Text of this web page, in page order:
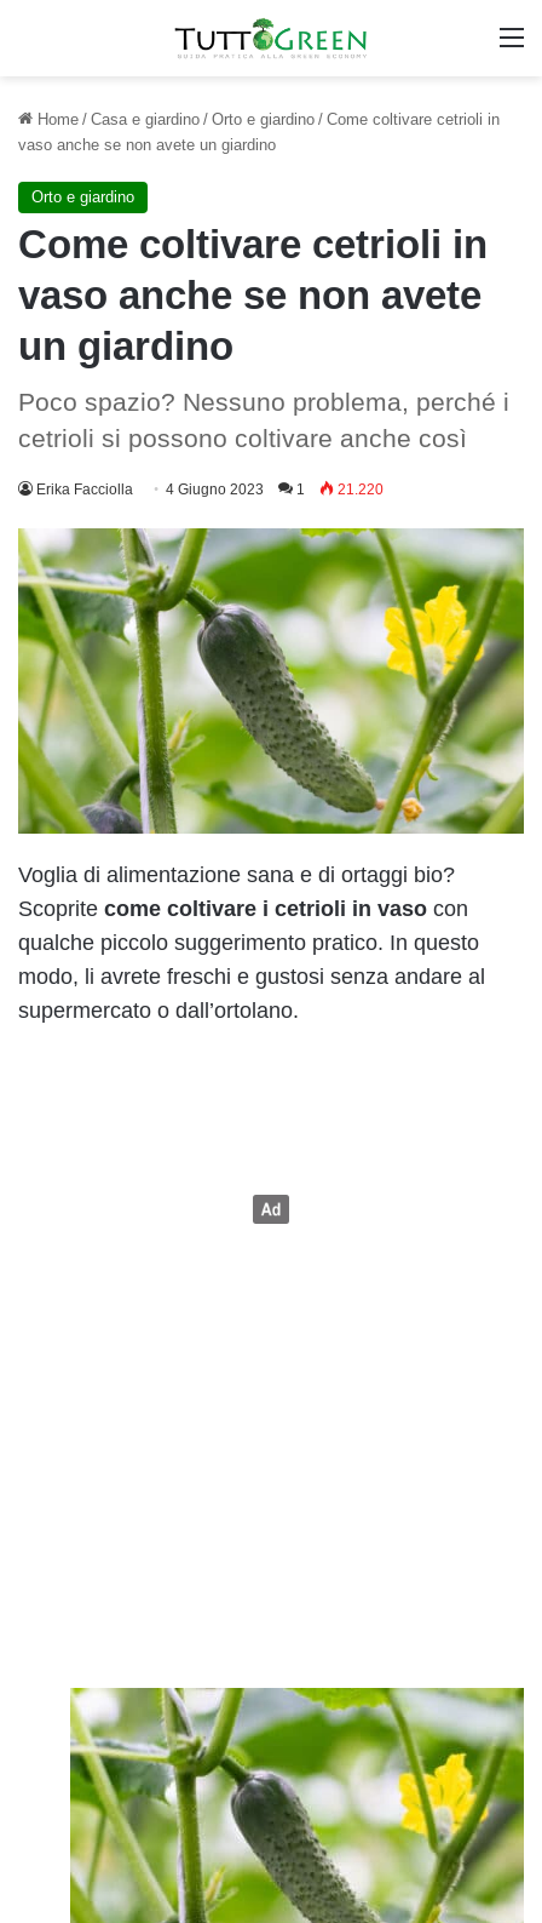
Home / Casa e giardino / Orto e giardino / Come coltivare cetrioli in
vaso anche se non avete un giardino
Orto e giardino
Come coltivare cetrioli in
vaso anche se non avete
un giardino
Poco spazio? Nessuno problema, perché i
cetrioli si possono coltivare anche così
Erika Facciolla 4 Giugno 2023 1 21.220
Voglia di alimentazione sana e di ortaggi bio?
Scoprite come coltivare i cetrioli in vaso con
qualche piccolo suggerimento pratico. In questo
modo, li avrete freschi e gustosi senza andare al
supermercato o dall’ortolano.